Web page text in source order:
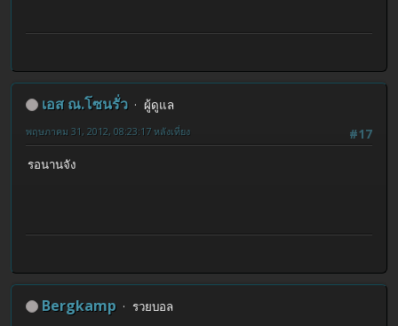
เอส ณ.โซนรั่ว
ผู้ดูแล
#17
พฤษภาคม 31, 2012, 08:23:17 หลังเที่ยง
รอนานจัง
Bergkamp
รวยบอล